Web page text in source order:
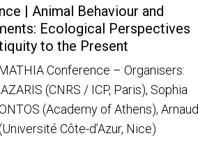
| Animal Behaviour and
Ecological Perspectives
to the Present
Conference – Organisers:
(CNRS / ICP, Paris), Sophia
(Academy of Athens), Arnaud
Côte-d’Azur, Nice)